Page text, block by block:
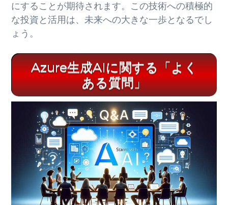
にすることが期待されます。この技術への積極的
な投資と活用は、未来への大きな一歩となるでし
ょう。
Azure生成AIに関する「よく
ある質問」